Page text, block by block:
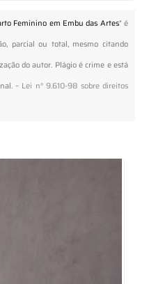
Feminino em Embu das Artes" é
parcial ou total, mesmo citando
do autor. Plágio é crime e está
– Lei n° 9.610-98 sobre direitos